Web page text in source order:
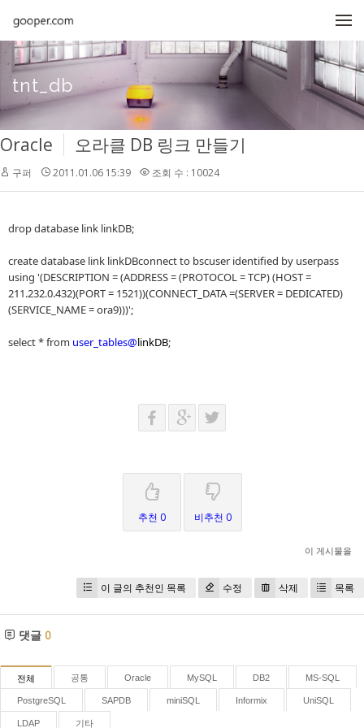
tnt_db
Oracle 오라클 DB 링크 만들기
구퍼 2011.01.06 15:39 조회 수 : 10024
drop database link linkDB;
create database link linkDBconnect to bscuser identified by userpass
using '(DESCRIPTION = (ADDRESS = (PROTOCOL = TCP) (HOST =
211.232.0.432)(PORT = 1521))(CONNECT_DATA =(SERVER = DEDICATED)
(SERVICE_NAME = ora9)))';
select * from user_tables@linkDB;
추천 0 비추천 0
이 게시물을
이 글의 추천인 목록 수정 삭제 목록
댓글 0
전체 공통 Oracle MySQL DB2 MS-SQL
PostgreSQL SAPDB miniSQL Informix UniSQL
LDAP 기타